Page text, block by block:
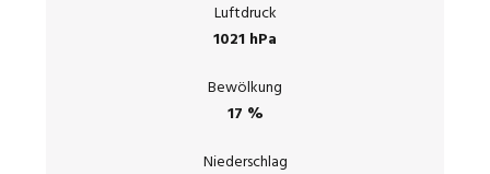
Luftdruck
1021 hPa
Bewölkung
17 %
Niederschlag